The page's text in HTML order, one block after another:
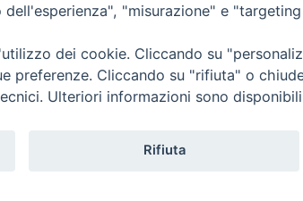
Editrice
"misurazione" e
dei cookie. Cliccando su
preferenze. Cliccando su "rifiuta" o
Ulteriori informazioni sono
Rifiuta